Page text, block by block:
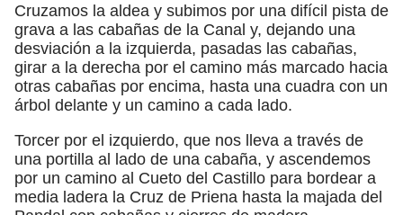
Cruzamos la aldea y subimos por una difícil pista de
grava a las cabañas de la Canal y, dejando una
desviación a la izquierda, pasadas las cabañas,
girar a la derecha por el camino más marcado hacia
otras cabañas por encima, hasta una cuadra con un
árbol delante y un camino a cada lado.
Torcer por el izquierdo, que nos lleva a través de
una portilla al lado de una cabaña, y ascendemos
por un camino al Cueto del Castillo para bordear a
media ladera la Cruz de Priena hasta la majada del